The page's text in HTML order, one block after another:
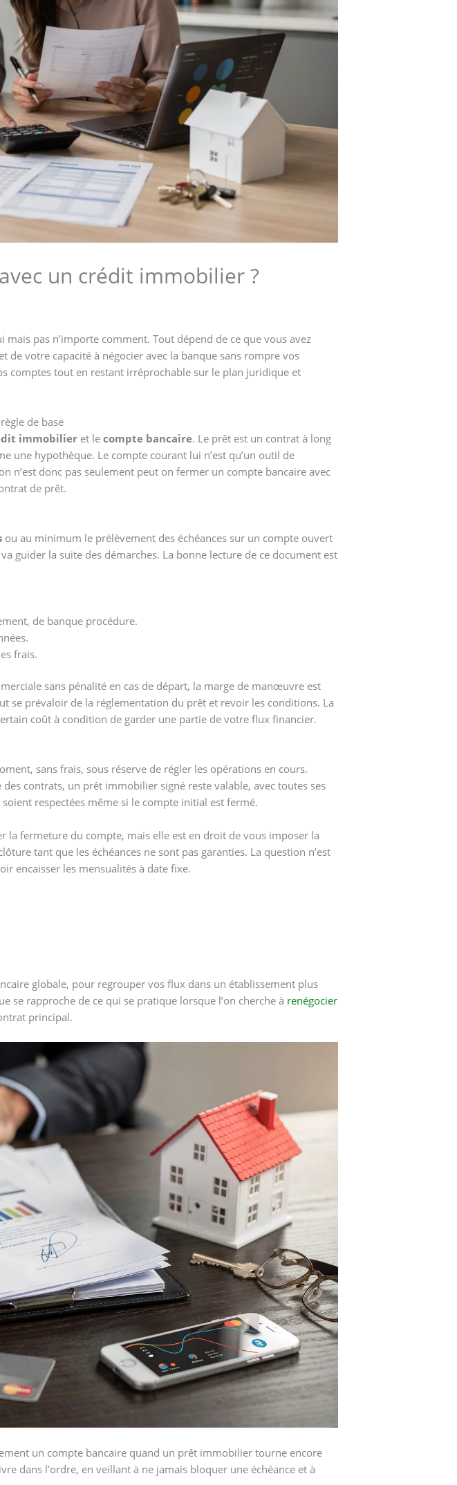
un crédit immobilier ?
pas n’importe comment. Tout dépend de ce que vous avez
de votre capacité à négocier avec la banque sans rompre vos
comptes tout en restant irréprochable sur le plan juridique et
de base
immobilier et lecompte bancaire. Le prêt est un contrat à long
une hypothèque. Le compte courant lui n’est qu’un outil de
n’est donc pas seulement peut on fermer un compte bancaire avec
de prêt.
ou au minimum le prélèvement des échéances sur un compte ouvert
guider la suite des démarches. La bonne lecture de ce document est
de banque procédure.
frais.
sans pénalité en cas de départ, la marge de manœuvre est
se prévaloir de la réglementation du prêt et revoir les conditions. La
coût à condition de garder une partie de votre flux financier.
sans frais, sous réserve de régler les opérations en cours.
contrats, un prêt immobilier signé reste valable, avec toutes ses
respectées même si le compte initial est fermé.
la fermeture du compte, mais elle est en droit de vous imposer la
tant que les échéances ne sont pas garanties. La question n’est
encaisser les mensualités à date fixe.
globale, pour regrouper vos flux dans un établissement plus
se rapproche de ce qui se pratique lorsque l’on cherche à renégocier
principal.
un compte bancaire quand un prêt immobilier tourne encore
dans l’ordre, en veillant à ne jamais bloquer une échéance et à